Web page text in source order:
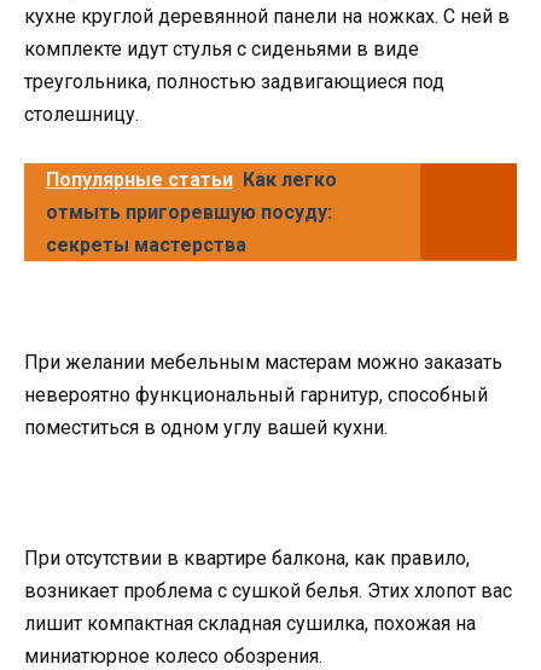
кухне круглой деревянной панели на ножках. С ней в
комплекте идут стулья с сиденьями в виде
треугольника, полностью задвигающиеся под
столешницу.
Популярные статьи Как легко
отмыть пригоревшую посуду:
секреты мастерства
При желании мебельным мастерам можно заказать
невероятно функциональный гарнитур, способный
поместиться в одном углу вашей кухни.
При отсутствии в квартире балкона, как правило,
возникает проблема с сушкой белья. Этих хлопот вас
лишит компактная складная сушилка, похожая на
миниатюрное колесо обозрения.